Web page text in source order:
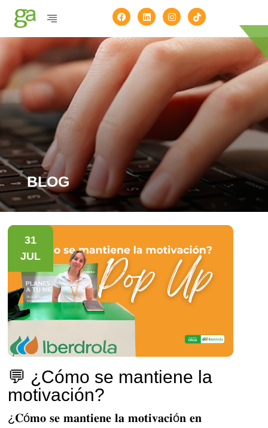
BLOG
31
JUL
💬 ¿Cómo se mantiene la
motivación?
¿𝐂ó𝐦𝐨 𝐬𝐞 𝐦𝐚𝐧𝐭𝐢𝐞𝐧𝐞 𝐥𝐚 𝐦𝐨𝐭𝐢𝐯𝐚𝐜𝐢ó𝐧 𝐞𝐧